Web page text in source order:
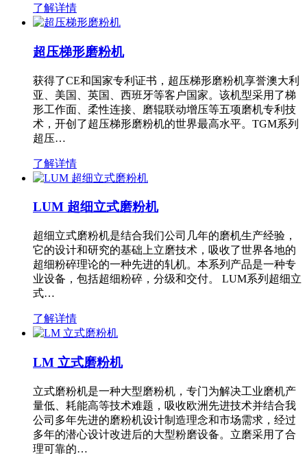
了解详情
超压梯形磨粉机
获得了CE和国家专利证书，超压梯形磨粉机享誉澳大利
亚、美国、英国、西班牙等客户国家。该机型采用了梯
形工作面、柔性连接、磨辊联动增压等五项磨机专利技
术，开创了超压梯形磨粉机的世界最高水平。TGM系列
超压…
了解详情
LUM 超细立式磨粉机
超细立式磨粉机是结合我们公司几年的磨机生产经验，
它的设计和研究的基础上立磨技术，吸收了世界各地的
超细粉碎理论的一种先进的轧机。本系列产品是一种专
业设备，包括超细粉碎，分级和交付。 LUM系列超细立
式…
了解详情
LM 立式磨粉机
立式磨粉机是一种大型磨粉机，专门为解决工业磨机产
量低、耗能高等技术难题，吸收欧洲先进技术并结合我
公司多年先进的磨粉机设计制造理念和市场需求，经过
多年的潜心设计改进后的大型粉磨设备。立磨采用了合
理可靠的…